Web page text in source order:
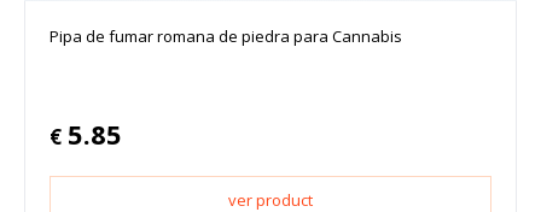
Pipa de fumar romana de piedra para Cannabis
€ 5.85
ver product